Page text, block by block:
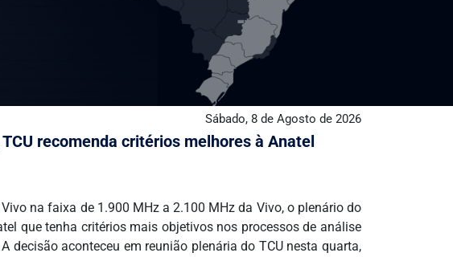
Sábado, 8 de Agosto de 2026
recomenda critérios melhores à Anatel
na faixa de 1.900 MHz a 2.100 MHz da Vivo, o plenário do
que tenha critérios mais objetivos nos processos de análise
decisão aconteceu em reunião plenária do TCU nesta quarta,